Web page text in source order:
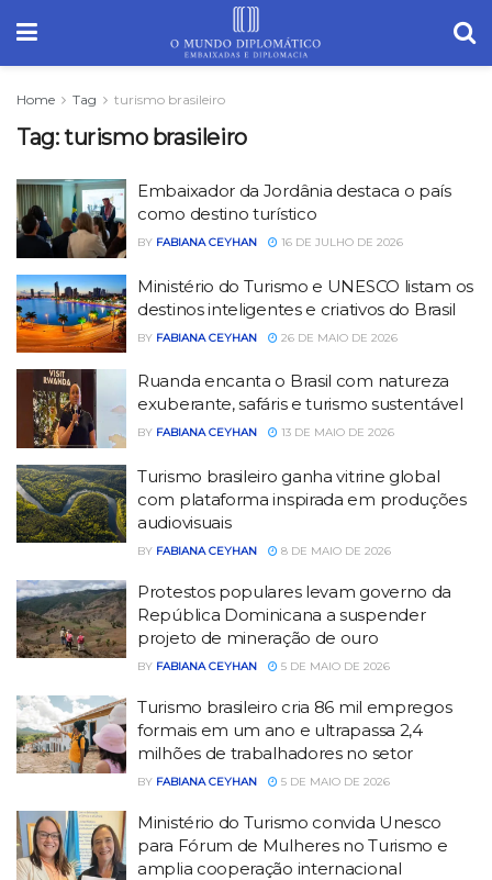
Home Tag turismo brasileiro
Tag:turismo brasileiro
Embaixador da Jordânia destaca o país
como destino turístico
BY FABIANA CEYHAN 16 DE JULHO DE 2026
Ministério do Turismo e UNESCO listam os
destinos inteligentes e criativos do Brasil
BY FABIANA CEYHAN 26 DE MAIO DE 2026
Ruanda encanta o Brasil com natureza
exuberante, safáris e turismo sustentável
BY FABIANA CEYHAN 13 DE MAIO DE 2026
Turismo brasileiro ganha vitrine global
com plataforma inspirada em produções
audiovisuais
BY FABIANA CEYHAN 8 DE MAIO DE 2026
Protestos populares levam governo da
República Dominicana a suspender
projeto de mineração de ouro
BY FABIANA CEYHAN 5 DE MAIO DE 2026
Turismo brasileiro cria 86 mil empregos
formais em um ano e ultrapassa 2,4
milhões de trabalhadores no setor
BY FABIANA CEYHAN 5 DE MAIO DE 2026
Ministério do Turismo convida Unesco
para Fórum de Mulheres no Turismo e
amplia cooperação internacional